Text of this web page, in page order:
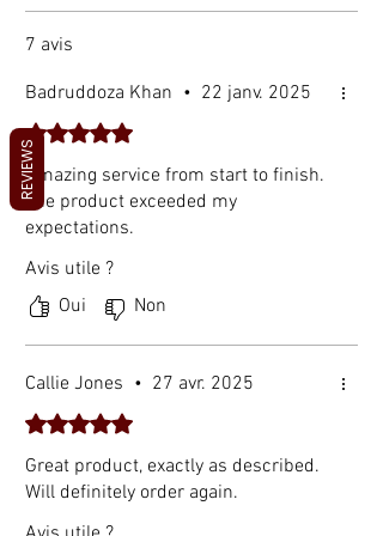
souhaitiez agrandir votre jardin
d’intérieur, notre kit de démarrage pour
pour cultiver naturellement des plantes
14:175#Vert Type : Plateaux et couvercles
pour pépinière Matériau : Plastique PET
Nombre d’alvéoles : 12 Modèle : Carré
Dimensions : 15,5 x 11,5 x 6 cm
légumes, etc. Contenu de l’emballage : 1
plateau de semis
7 avis
Badruddoza Khan • 22 janv. 2025
Noté 5 sur 5.
Amazing service from start to finish.
The product exceeded my
expectations.
Avis utile ?
Oui
Non
Callie Jones • 27 avr. 2025
Noté 5 sur 5.
Great product, exactly as described.
Will definitely order again.
REVIEWS